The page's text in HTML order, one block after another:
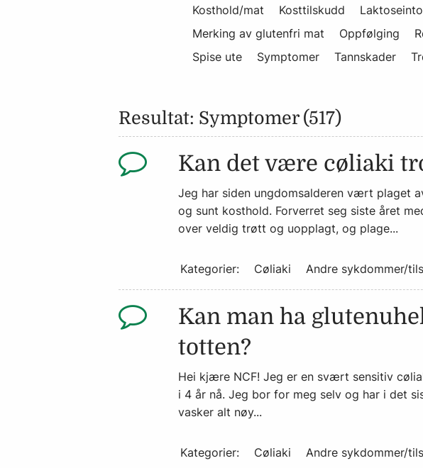
Kosthold/mat
Kosttilskudd
Merking av glutenfri mat
Oppfølging
Spise ute
Symptomer Tannskader
Resultat: Symptomer (517)
Kan det være cøliaki
Jeg har siden ungdomsalderen vært plaget
og sunt kosthold. Forverret seg siste året
over veldig trøtt og uopplagt, og plage...
Kategorier: Cøliaki Andre sykdommer/
Kan man ha
totten?
Hei kjære NCF! Jeg er en svært sensitiv
i 4 år nå. Jeg bor for meg selv og har i det
vasker alt nøy...
Kategorier: Cøliaki Andre sykdommer/